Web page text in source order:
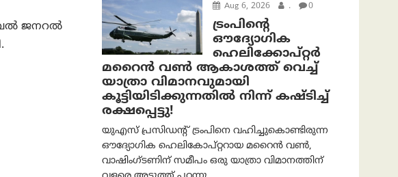
ജനറൽ
Aug 6, 2026 . 0
ട്രം‌പിന്റെ
ഔദ്യോഗിക
ഹെലിക്കോപ്റ്റര്‍
മറൈന്‍ വണ്‍ ആകാശത്ത് വെച്ച്
യാത്രാ വിമാനവുമായി
കൂട്ടിയിടിക്കുന്നതിൽ നിന്ന് കഷ്ടിച്ച്
രക്ഷപ്പെട്ടു!
യുഎസ് പ്രസിഡന്റ് ട്രംപിനെ വഹിച്ചുകൊണ്ടിരുന്ന
ഔദ്യോഗിക ഹെലികോപ്റ്ററായ മറൈൻ വൺ,
വാഷിംഗ്ടണിന് സമീപം ഒരു യാത്രാ വിമാനത്തിന്